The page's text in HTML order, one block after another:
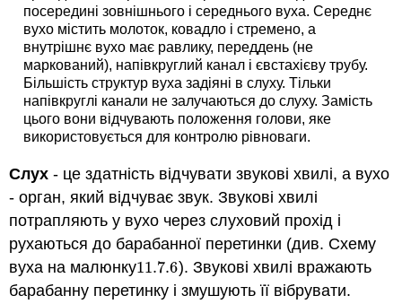
посередині зовнішнього і середнього вуха. Середнє
вухо містить молоток, ковадло і стремено, а
внутрішнє вухо має равлику, переддень (не
маркований), напівкруглий канал і євстахієву трубу.
Більшість структур вуха задіяні в слуху. Тільки
напівкруглі канали не залучаються до слуху. Замість
цього вони відчувають положення голови, яке
використовується для контролю рівноваги.
Слух - це здатність відчувати звукові хвилі, а вухо
- орган, який відчуває звук. Звукові хвилі
потрапляють у вухо через слуховий прохід і
рухаються до барабанної перетинки (див. Схему
вуха на малюнку11.7.6
11.7.6). Звукові хвилі вражають
барабанну перетинку і змушують її вібрувати.